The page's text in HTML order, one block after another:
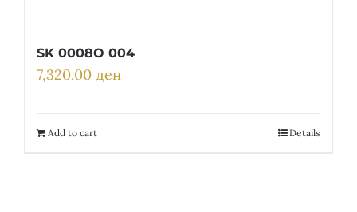
SK 0008O 004
7,320.00 ден
Add to cart Details